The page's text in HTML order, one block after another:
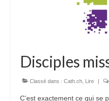
Disciples
Classé dans : Cath.ch, Lire
C’est exactement ce qui se